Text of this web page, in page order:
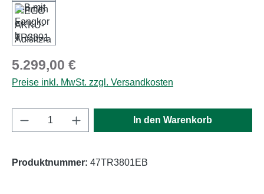
Regulärer Preis:
5.299,00 €
Preise inkl. MwSt. zzgl. Versandkosten
Produkt Anzahl: Gib den gewünschten
In den Warenkorb
Produktnummer: 47TR3801EB